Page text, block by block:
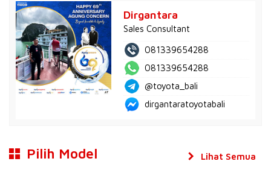
Dirgantara
Sales Consultant
081339654288
081339654288
@toyota_bali
dirgantaratoyotabali
Pilih Model Lihat Semua